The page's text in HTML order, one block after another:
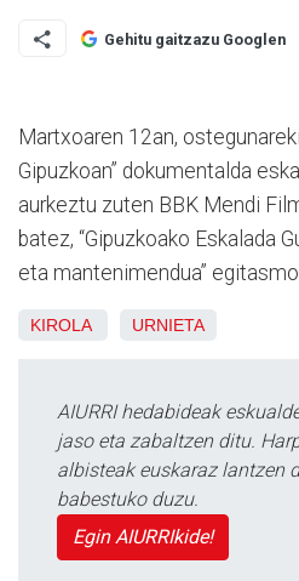
Gehitu gaitzazu Googlen
Martxoaren 12an,
Gipuzkoan” dokumentalda
aurkeztu zuten BBK Mendi
batez, “Gipuzkoako Eskalada
eta mantenimendua”
KIROLA URNIETA
AIURRI hedabideak
jaso eta zabaltzen ditu.
albisteak euskaraz lantzen
babestuko duzu.
Egin AIURRIkide!